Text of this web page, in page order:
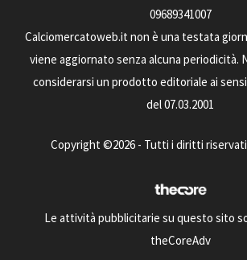
09689341007
Calciomercatoweb.it non è una testata
viene aggiornato senza alcuna periodicità.
considerarsi un prodotto editoriale ai
del 07.03.2001
Copyright ©2026 - Tutti i diritti
Le attività pubblicitarie su questo sito
theCoreAdv